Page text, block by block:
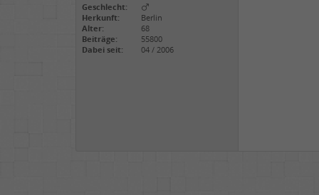
Geschlecht:
Herkunft:
Berlin
Alter:
68
Beiträge:
55800
Dabei seit:
04 / 2006